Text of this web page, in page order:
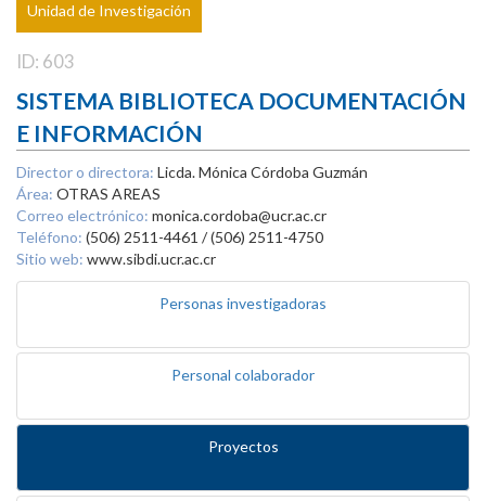
Unidad de Investigación
ID: 603
SISTEMA BIBLIOTECA DOCUMENTACIÓN
E INFORMACIÓN
Director o directora: Licda. Mónica Córdoba Guzmán
Área: OTRAS AREAS
Correo electrónico: monica.cordoba@ucr.ac.cr
Teléfono: (506) 2511-4461 / (506) 2511-4750
Sitio web: www.sibdi.ucr.ac.cr
Personas investigadoras
Personal colaborador
Proyectos